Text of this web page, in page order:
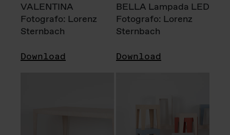
VALENTINA
Fotografo: Lorenz
Sternbach
Download
BELLA Lampada LED
Fotografo: Lorenz
Sternbach
Download